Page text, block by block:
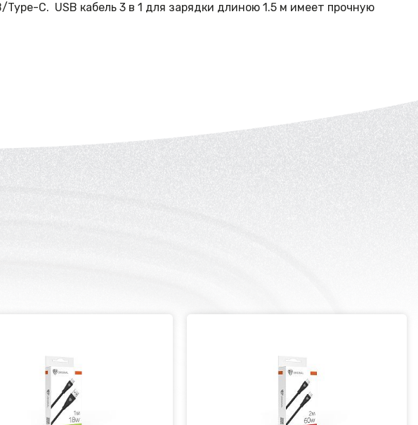
C. USB кабель 3 в 1 для зарядки длиною 1.5 м имеет прочную